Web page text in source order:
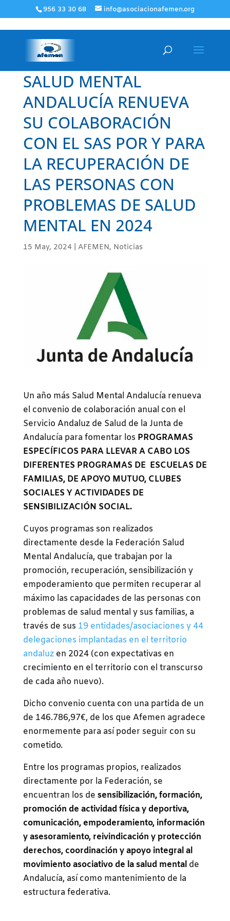
956 33 30 68 info@asociacionafemen.org
SALUD MENTAL
ANDALUCÍA RENUEVA
SU COLABORACIÓN
CON EL SAS POR Y PARA
LA RECUPERACIÓN DE
LAS PERSONAS CON
PROBLEMAS DE SALUD
MENTAL EN 2024
15 May, 2024| AFEMEN, Noticias
Un año más Salud Mental Andalucía renueva
el convenio de colaboración anual con el
Servicio Andaluz de Salud de la Junta de
Andalucía para fomentar los PROGRAMAS
ESPECÍFICOS PARA LLEVAR A CABO LOS
DIFERENTES PROGRAMAS DE ESCUELAS DE
FAMILIAS, DE APOYO MUTUO, CLUBES
SOCIALES Y ACTIVIDADES DE
SENSIBILIZACIÓN SOCIAL.
Cuyos programas son realizados
directamente desde la Federación Salud
Mental Andalucía, que trabajan por la
promoción, recuperación, sensibilización y
empoderamiento que permiten recuperar al
máximo las capacidades de las personas con
problemas de salud mental y sus familias, a
través de sus 19 entidades/asociaciones y 44
delegaciones implantadas en el territorio
andaluzen 2024 (con expectativas en
crecimiento en el territorio con el transcurso
de cada año nuevo).
Dicho convenio cuenta con una partida de un
de 146.786,97€, de los que Afemen agradece
enormemente para así poder seguir con su
cometido.
Entre los programas propios, realizados
directamente por la Federación, se
encuentran los de sensibilización, formación,
promoción de actividad física y deportiva,
comunicación, empoderamiento, información
y asesoramiento, reivindicación y protección
derechos, coordinación y apoyo integral al
movimiento asociativo de la salud mental de
Andalucía, así como mantenimiento de la
estructura federativa.